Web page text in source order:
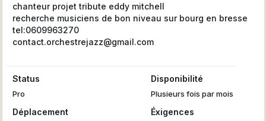
chanteur projet tribute eddy mitchell
recherche musiciens de bon niveau sur bourg en bresse
tel:0609963270
contact.orchestrejazz@gmail.com
Status
Pro
Disponibilité
Plusieurs fois par mois
Déplacement Éxigences